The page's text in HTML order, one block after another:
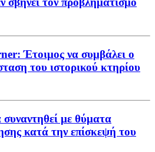
Έτοιμος να συμβάλει ο
του ιστορικού κτηρίου
με θύματα
κατά την επίσκεψή του